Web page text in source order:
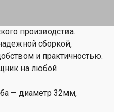
производства.
сборкой,
и практичностью.
на любой
— диаметр 32мм,